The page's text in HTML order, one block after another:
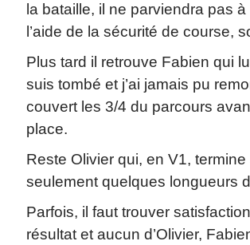
la bataille, il ne parviendra pas
l’aide de la sécurité de course,
Plus tard il retrouve Fabien qui
suis tombé et j’ai jamais pu
couvert les 3/4 du parcours
place.
Reste Olivier qui, en V1,
seulement quelques longueurs
Parfois, il faut trouver
résultat et aucun d’Olivier,